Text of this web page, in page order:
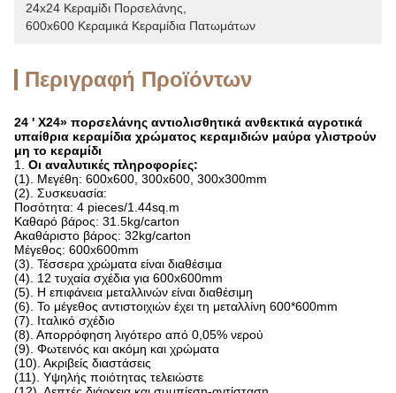
24x24 Κεραμίδι Πορσελάνης
600x600 Κεραμικά Κεραμίδια Πατωμάτων
Περιγραφή Προϊόντων
24 ' X24» πορσελάνης αντιολισθητικά ανθεκτικά αγροτικά
υπαίθρια κεραμίδια χρώματος κεραμιδιών μαύρα γλιστρούν
μη το κεραμίδι
1. Οι αναλυτικές πληροφορίες:
(1). Μεγέθη: 600x600, 300x600, 300x300mm
(2). Συσκευασία:
Ποσότητα: 4 pieces/1.44sq.m
Καθαρό βάρος: 31.5kg/carton
Ακαθάριστο βάρος: 32kg/carton
Μέγεθος: 600x600mm
(3). Τέσσερα χρώματα είναι διαθέσιμα
(4). 12 τυχαία σχέδια για 600x600mm
(5). Η επιφάνεια μεταλλινών είναι διαθέσιμη
(6). Το μέγεθος αντιστοιχιών έχει τη μεταλλίνη 600*600mm
(7). Ιταλικό σχέδιο
(8). Απορρόφηση λιγότερο από 0,05% νερού
(9). Φωτεινός και ακόμη και χρώματα
(10). Ακριβείς διαστάσεις
(11). Υψηλής ποιότητας τελειώστε